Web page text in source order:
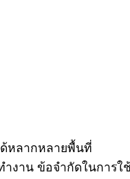
หลากหลายพื้นที่
งาน ข้อจำกัดในการ